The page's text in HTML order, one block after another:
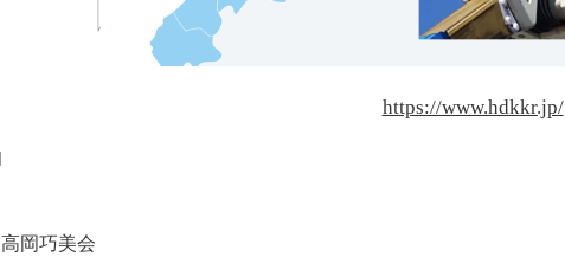
https://www.hdkkr.jp/
高岡巧美会